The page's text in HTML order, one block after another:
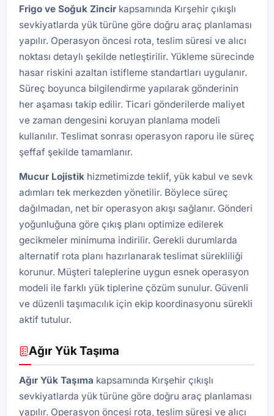
Frigo ve Soğuk Zincir kapsamında Kırşehir çıkışlı
sevkiyatlarda yük türüne göre doğru araç planlaması
yapılır. Operasyon öncesi rota, teslim süresi ve alıcı
noktası detaylı şekilde netleştirilir. Yükleme sürecinde
hasar riskini azaltan istifleme standartları uygulanır.
Süreç boyunca bilgilendirme yapılarak gönderinin
her aşaması takip edilir. Ticari gönderilerde maliyet
ve zaman dengesini koruyan planlama modeli
kullanılır. Teslimat sonrası operasyon raporu ile süreç
şeffaf şekilde tamamlanır.
Mucur Lojistik hizmetimizde teklif, yük kabul ve sevk
adımları tek merkezden yönetilir. Böylece süreç
dağılmadan, net bir operasyon akışı sağlanır. Gönderi
yoğunluğuna göre çıkış planı optimize edilerek
gecikmeler minimuma indirilir. Gerekli durumlarda
alternatif rota planı hazırlanarak teslimat sürekliliği
korunur. Müşteri taleplerine uygun esnek operasyon
modeli ile farklı yük tiplerine çözüm sunulur. Güvenli
ve düzenli taşımacılık için ekip koordinasyonu sürekli
aktif tutulur.
Ağır Yük Taşıma
Ağır Yük Taşıma kapsamında Kırşehir çıkışlı
sevkiyatlarda yük türüne göre doğru araç planlaması
yapılır. Operasyon öncesi rota, teslim süresi ve alıcı